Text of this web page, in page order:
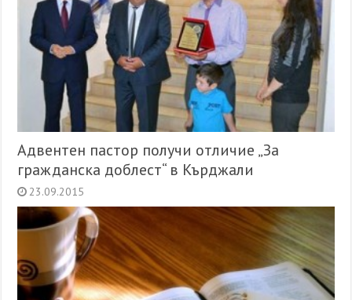
Адвентен пастор получи отличие „За
гражданска доблест“ в Кърджали
23.09.2015